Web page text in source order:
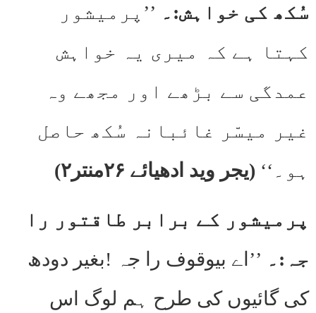
سُکھ کی خواہش:۔ ’’پرمیشور
کہتا ہے کہ میری یہ خواہش
عمدگی سے بڑھے اور مجھے وہ
غیر میسّر غائبانہ سُکھ حاصل
ہو۔‘‘ (یجر وید ادھیائے ۲۶منتر۲)
پرمیشور کے برابر طاقتور را
جہ:۔ ’’اے بیوقوف را جہ !بغیر دودھ
کی گائیوں کی طرح ہم لوگ اس